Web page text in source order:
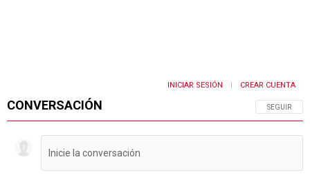
CONVERSACIÓN SIGA ESTA
SEGUIR
INICIAR SESIÓN CREAR CUENTA